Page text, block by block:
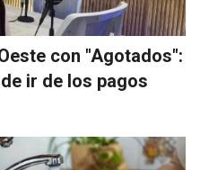
con "Agotados":
ir de los pagos